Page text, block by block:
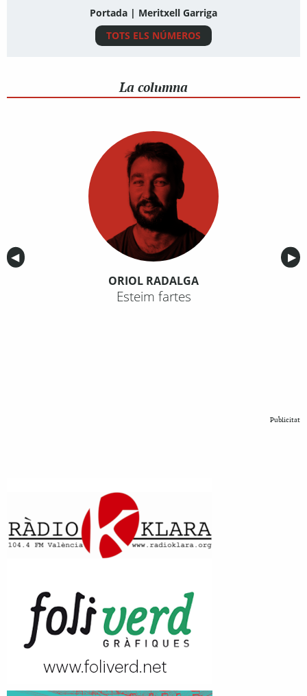
Portada | Meritxell Garriga
TOTS ELS NÚMEROS
La columna
Anterior
◀︎ ▶︎
ORIOL RADALGA
Esteim fartes
Publicitat